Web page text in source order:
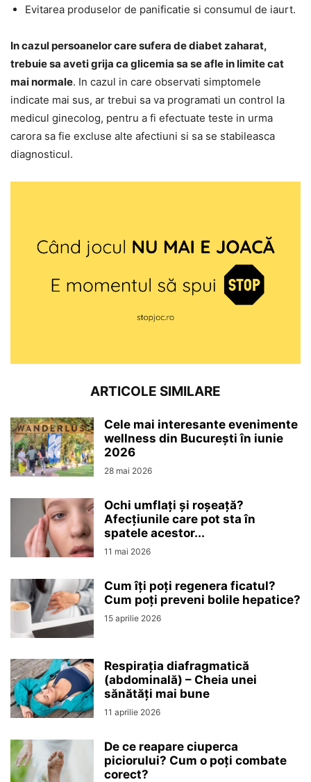
Evitarea produselor de panificatie si consumul de iaurt.
In cazul persoanelor care sufera de diabet zaharat,
trebuie sa aveti grija ca glicemia sa se afle in limite cat
mai normale. In cazul in care observati simptomele
indicate mai sus, ar trebui sa va programati un control la
medicul ginecolog, pentru a fi efectuate teste in urma
carora sa fie excluse alte afectiuni si sa se stabileasca
diagnosticul.
ARTICOLE SIMILARE
Cele mai interesante evenimente
wellness din București în iunie
2026
28 mai 2026
Ochi umflați și roșeață?
Afecțiunile care pot sta în
spatele acestor...
11 mai 2026
Cum îți poți regenera ficatul?
Cum poți preveni bolile hepatice?
15 aprilie 2026
Respirația diafragmatică
(abdominală) – Cheia unei
sănătăți mai bune
11 aprilie 2026
De ce reapare ciuperca
piciorului? Cum o poți combate
corect?